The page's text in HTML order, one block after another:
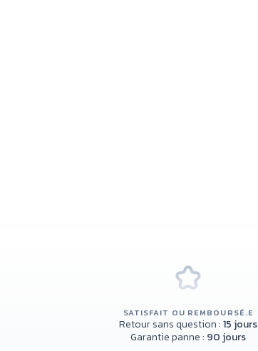
SATISFAIT OU REMBOURSÉ.E
Retour sans question :15 jours
Garantie panne : 90 jours